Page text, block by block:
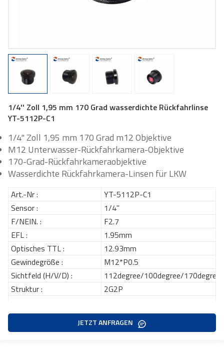
1/4'' Zoll 1,95 mm 170 Grad wasserdichte Rückfahrlinse
YT-5112P-C1
1/4'' Zoll 1,95 mm 170 Grad m12 Objektive
M12 Unterwasser-Rückfahrkamera-Objektive
170-Grad-Rückfahrkameraobjektive
Wasserdichte Rückfahrkamera-Linsen für LKW
Art.-Nr :
YT-5112P-C1
Sensor :
1/4''
F/NEIN. :
F2.7
EFL :
1.95mm
Optisches TTL :
12.93mm
Gewindegröße :
M12*P0.5
Sichtfeld (H/V/D) :
112degree/100degree/170degree
Struktur :
2G2P
JETZT ANFRAGEN